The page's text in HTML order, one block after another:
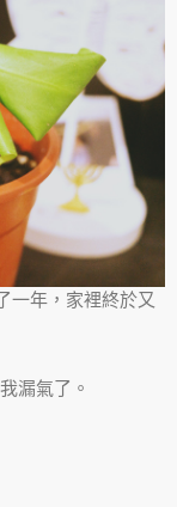
一年，家裡終於又
漏氣了。